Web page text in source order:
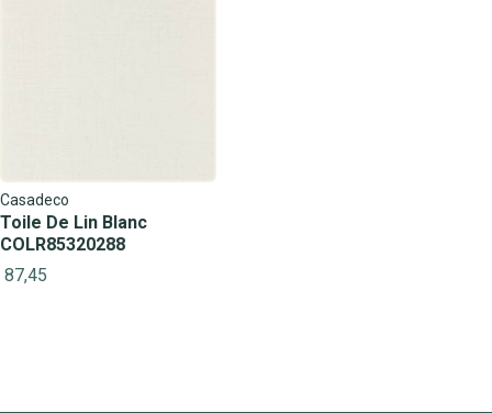
Casadeco
Toile De Lin Blanc
COLR85320288
87,45